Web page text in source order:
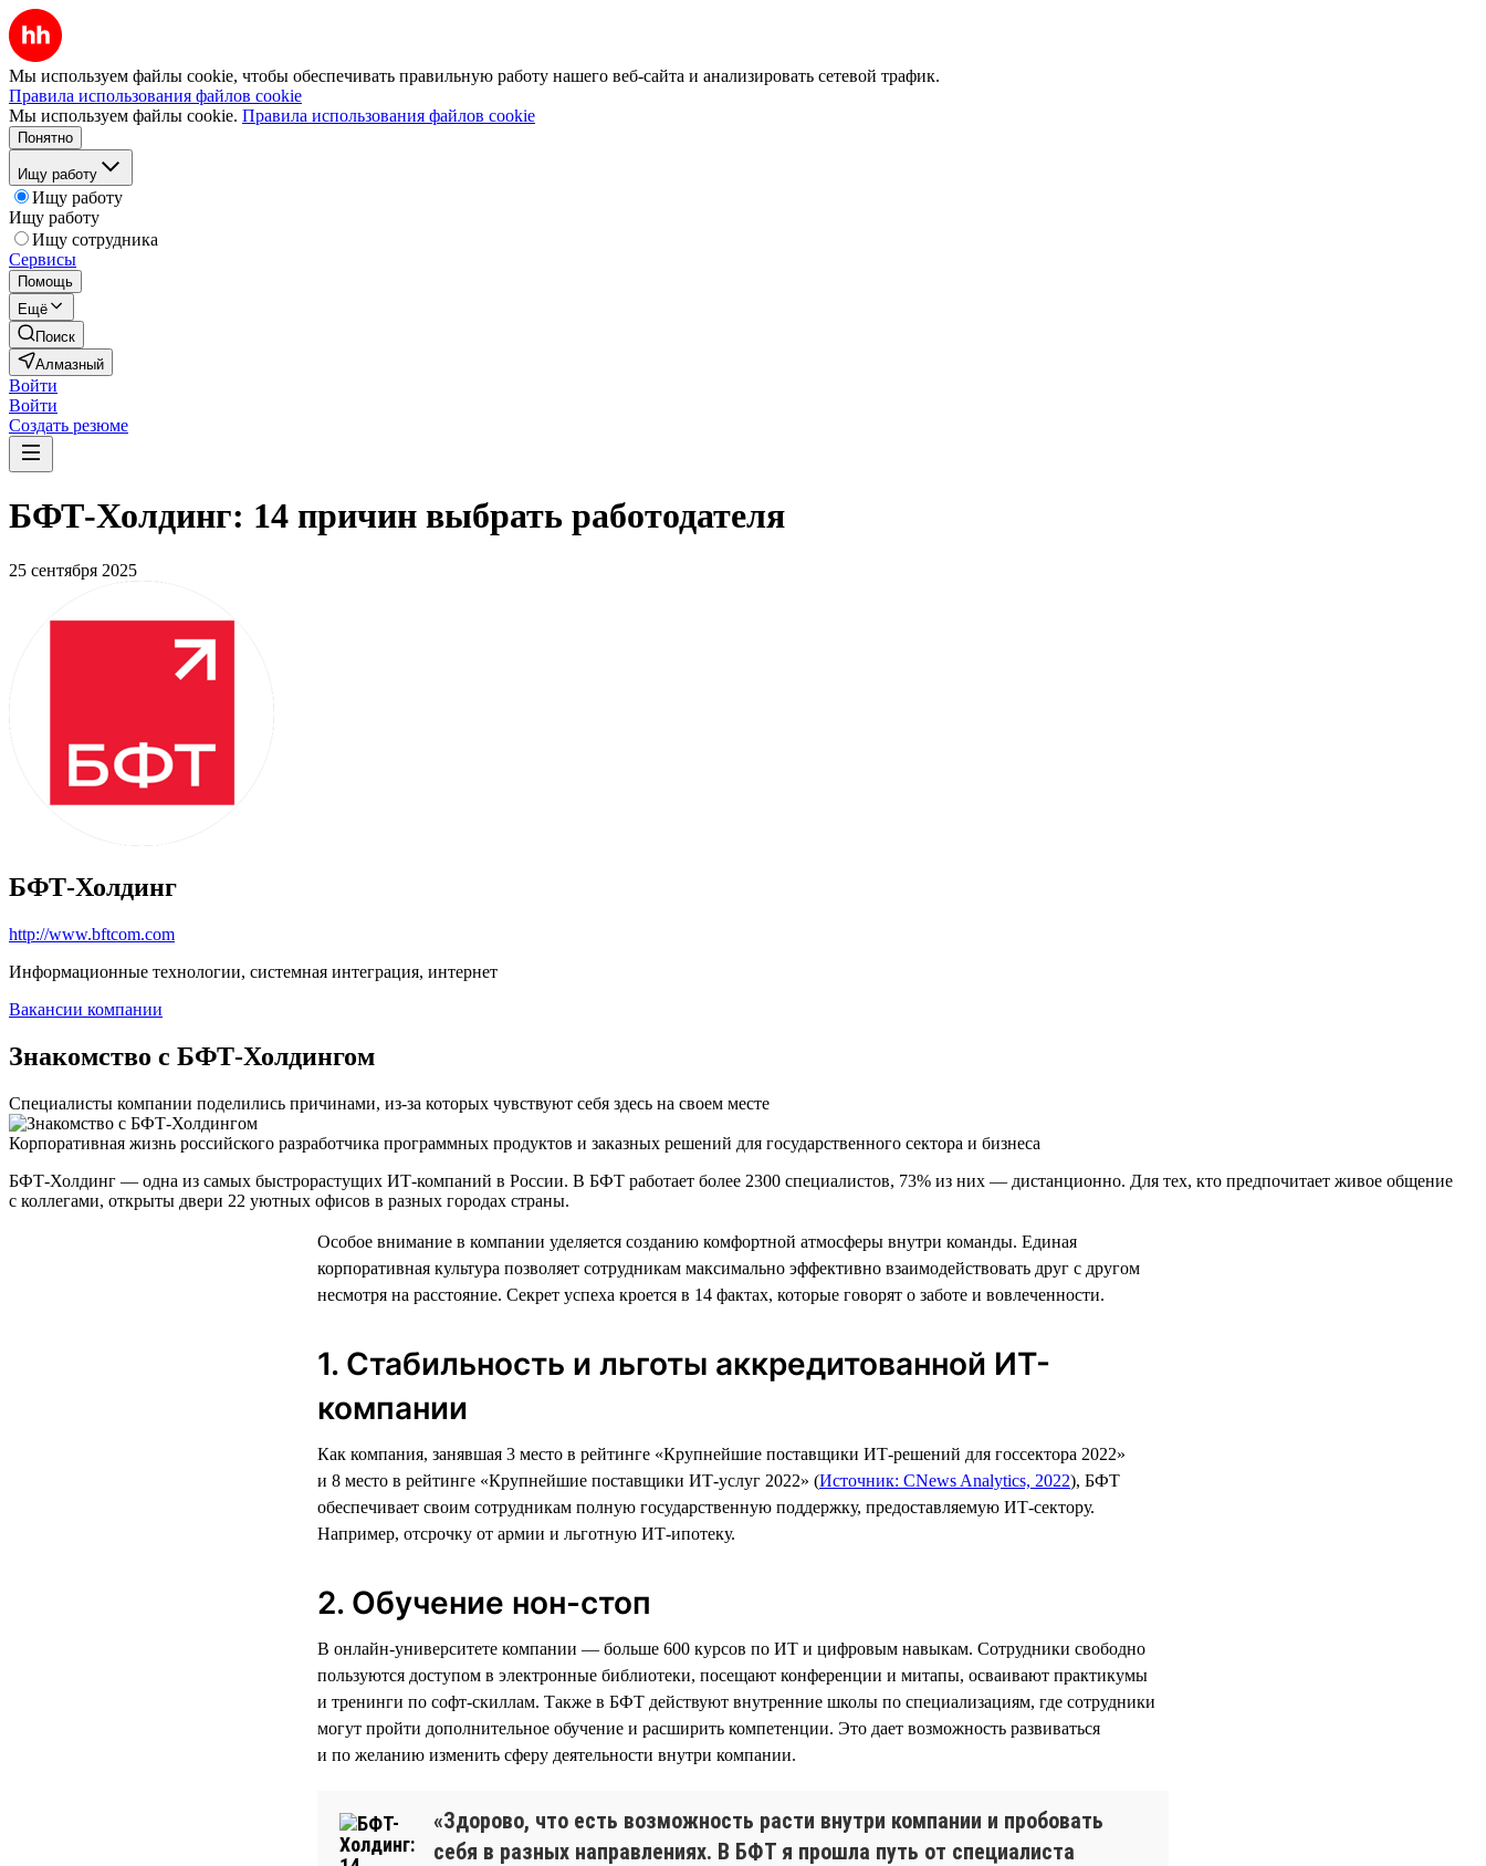
Мы используем файлы cookie, чтобы обеспечивать правильную работу нашего веб-сайта и анализировать сетевой трафик.
Правила использования файлов cookie
Мы используем файлы cookie. Правила использования файлов cookie
Понятно
Ищу работу
Ищу работу
Ищу работу
Ищу сотрудника
Сервисы
Помощь
Ещё
Поиск
Алмазный
Войти
Войти
Создать резюме
БФТ-Холдинг: 14 причин выбрать работодателя
25 сентября 2025
БФТ-Холдинг
http://www.bftcom.com
Информационные технологии, системная интеграция, интернет
Вакансии компании
Знакомство с БФТ-Холдингом
Специалисты компании поделились причинами, из-за которых чувствуют себя здесь на своем месте
Корпоративная жизнь российского разработчика программных продуктов и заказных решений для государственного сектора и бизнеса
БФТ-Холдинг — одна из самых быстрорастущих ИТ-компаний в России. В БФТ работает более 2300 специалистов, 73% из них — дистанционно. Для тех, кто предпочитает живое общение
с коллегами, открыты двери 22 уютных офисов в разных городах страны.
Особое внимание в компании уделяется созданию комфортной атмосферы внутри команды. Единая
корпоративная культура позволяет сотрудникам максимально эффективно взаимодействовать друг с другом
несмотря на расстояние. Секрет успеха кроется в 14 фактах, которые говорят о заботе и вовлеченности.
1. Стабильность и льготы аккредитованной ИТ-
компании
Как компания, занявшая 3 место в рейтинге «Крупнейшие поставщики ИТ-решений для госсектора 2022»
и 8 место в рейтинге «Крупнейшие поставщики ИТ-услуг 2022» (Источник: CNews Analytics, 2022), БФТ
обеспечивает своим сотрудникам полную государственную поддержку, предоставляемую ИТ-сектору.
Например, отсрочку от армии и льготную ИТ-ипотеку.
2. Обучение нон-стоп
В онлайн-университете компании — больше 600 курсов по ИТ и цифровым навыкам. Сотрудники свободно
пользуются доступом в электронные библиотеки, посещают конференции и митапы, осваивают практикумы
и тренинги по софт-скиллам. Также в БФТ действуют внутренние школы по специализациям, где сотрудники
могут пройти дополнительное обучение и расширить компетенции. Это дает возможность развиваться
и по желанию изменить сферу деятельности внутри компании.
«Здорово, что есть возможность расти внутри компании и пробовать
себя в разных направлениях. В БФТ я прошла путь от специалиста